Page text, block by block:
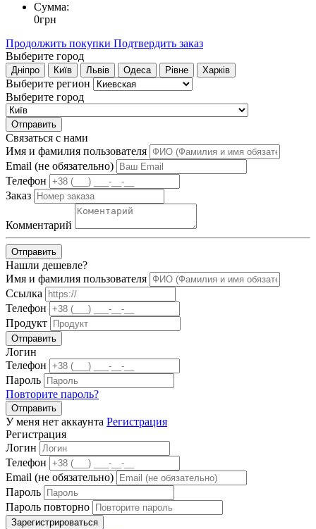
Сумма:
0грн
Продолжить покупки Подтвердить заказ
Выберите город
Дніпро Київ Львів Одеса Рівне Харків
Выберите регион
Выберите город
Отправить
Связаться с нами
Имя и фамилия пользователя
Email (не обязательно)
Телефон
Заказ
Комментарий
Отправить
Нашли дешевле?
Имя и фамилия пользователя
Ссылка
Телефон
Продукт
Отправить
Логин
Телефон
Пароль
Повторите пароль?
Отправить
У меня нет аккаунта Регистрация
Регистрация
Логин
Телефон
Email (не обязательно)
Пароль
Пароль повторно
Зарегистрироваться